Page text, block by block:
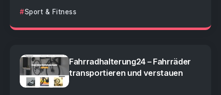
Sport & Fitness
Fahrradhalterung24 – Fahrräder
transportieren und verstauen